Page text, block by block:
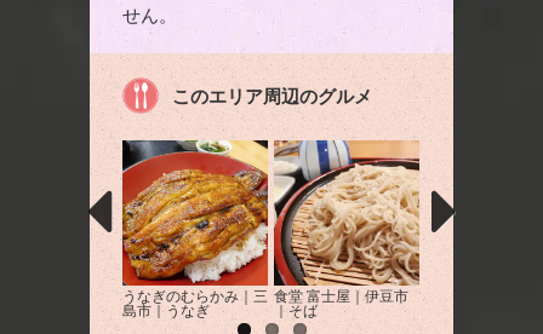
せん。
このエリア周辺のグルメ
うなぎのむらかみ｜三
島市｜うなぎ
食堂 富士屋｜伊豆市
｜そば
んかつ